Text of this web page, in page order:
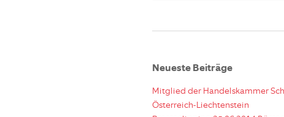
Neueste Beiträge
Mitglied der Handelskammer
Österreich-Liechtenstein